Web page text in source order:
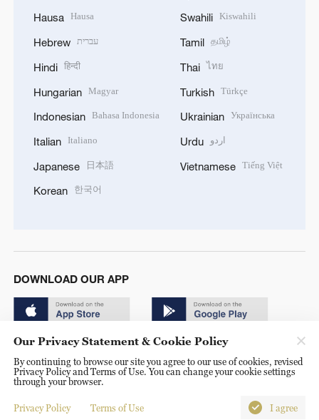
Hausa Hausa
Hebrew עברית
Hindi हिन्दी
Hungarian Magyar
Indonesian Bahasa Indonesia
Italian Italiano
Japanese 日本語
Korean 한국어
Swahili Kiswahili
Tamil தமிழ்
Thai ไทย
Turkish Türkçe
Ukrainian Українська
Urdu اردو
Vietnamese Tiếng Việt
DOWNLOAD OUR APP
© China Radio International.CRI. All Rights Reserved. 16A
Shijingshan Road, Beijing, China. 100040
Our Privacy Statement & Cookie Policy
By continuing to browse our site you agree to our use of cookies, revised
Privacy Policy and Terms of Use. You can change your cookie settings
through your browser.
Privacy Policy Terms of Use I agree